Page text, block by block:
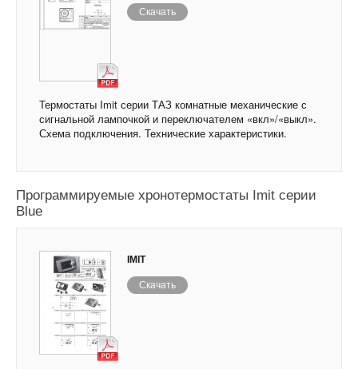
Скачать
Термостаты Imit серии ТАЗ комнатные механические с
сигнальной лампочкой и переключателем «вкл»/«выкл».
Схема подключения. Технические характеристики.
Программируемые хронотермостаты Imit серии
Blue
IMIT
Скачать